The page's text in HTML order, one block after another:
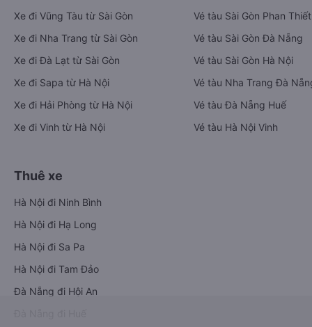
Xe đi Vũng Tàu từ Sài Gòn
Xe đi Nha Trang từ Sài Gòn
Xe đi Đà Lạt từ Sài Gòn
Xe đi Sapa từ Hà Nội
Xe đi Hải Phòng từ Hà Nội
Xe đi Vinh từ Hà Nội
Vé tàu Sài Gòn Phan Thiết
Vé tàu Sài Gòn Đà Nẵng
Vé tàu Sài Gòn Hà Nội
Vé tàu Nha Trang Đà
Vé tàu Đà Nẵng Huế
Vé tàu Hà Nội Vinh
Thuê xe
Hà Nội đi Ninh Bình
Hà Nội đi Hạ Long
Hà Nội đi Sa Pa
Hà Nội đi Tam Đảo
Đà Nẵng đi Hội An